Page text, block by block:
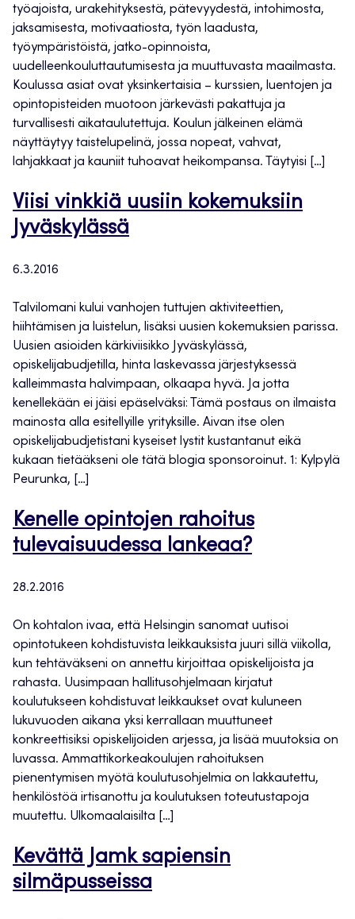
työajoista, urakehityksestä, pätevyydestä, intohimosta,
jaksamisesta, motivaatiosta, työn laadusta,
työympäristöistä, jatko-opinnoista,
uudelleenkouluttautumisesta ja muuttuvasta maailmasta.
Koulussa asiat ovat yksinkertaisia – kurssien, luentojen ja
opintopisteiden muotoon järkevästi pakattuja ja
turvallisesti aikataulutettuja. Koulun jälkeinen elämä
näyttäytyy taistelupelinä, jossa nopeat, vahvat,
lahjakkaat ja kauniit tuhoavat heikompansa. Täytyisi […]
Viisi vinkkiä uusiin kokemuksiin
Jyväskylässä
6.3.2016
Talvilomani kului vanhojen tuttujen aktiviteettien,
hiihtämisen ja luistelun, lisäksi uusien kokemuksien parissa.
Uusien asioiden kärkiviisikko Jyväskylässä,
opiskelijabudjetilla, hinta laskevassa järjestyksessä
kalleimmasta halvimpaan, olkaapa hyvä. Ja jotta
kenellekään ei jäisi epäselväksi: Tämä postaus on ilmaista
mainosta alla esitellyille yrityksille. Aivan itse olen
opiskelijabudjetistani kyseiset lystit kustantanut eikä
kukaan tietääkseni ole tätä blogia sponsoroinut. 1: Kylpylä
Peurunka, […]
Kenelle opintojen rahoitus
tulevaisuudessa lankeaa?
28.2.2016
On kohtalon ivaa, että Helsingin sanomat uutisoi
opintotukeen kohdistuvista leikkauksista juuri sillä viikolla,
kun tehtäväkseni on annettu kirjoittaa opiskelijoista ja
rahasta. Uusimpaan hallitusohjelmaan kirjatut
koulutukseen kohdistuvat leikkaukset ovat kuluneen
lukuvuoden aikana yksi kerrallaan muuttuneet
konkreettisiksi opiskelijoiden arjessa, ja lisää muutoksia on
luvassa. Ammattikorkeakoulujen rahoituksen
pienentymisen myötä koulutusohjelmia on lakkautettu,
henkilöstöä irtisanottu ja koulutuksen toteutustapoja
muutettu. Ulkomaalaisilta […]
Kevättä Jamk sapiensin
silmäpusseissa